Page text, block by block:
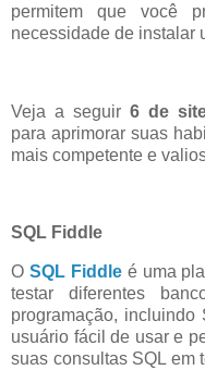
permitem que você
necessidade de instalar
Veja a seguir 6 de
para aprimorar suas
mais competente e
SQL Fiddle
O SQL Fiddle é uma
testar diferentes
programação,
usuário fácil de usar e
suas consultas SQL em